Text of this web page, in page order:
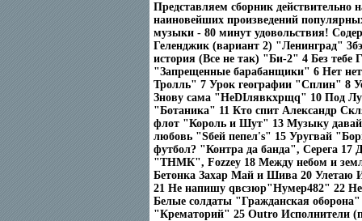
Представляем сборник действительно
наиновейших произведений
музыки - 80 минут удовольствия!
Геленджик (вариант 2) "Ленинград"
история (Все не так) "Би-2" 4 Без тебе
"Запрещенные барабанщики" 6 Нет
Тролль" 7 Урок географии "Сплин" 8
Знову сама "НеDIлявкхрщq" 10 Под
"Ботаника" 11 Кто спит Александр
флот "Король и Шут" 13 Музыку
любовь "Sбей пепел's" 15 Уругвай
футбол? "Контра да банда", Серега 17
"ТНМК", Fozzey 18 Между небом и
Бетонка Захар Май и Шива 20 Улетаю
21 Не напишу qвсзюр"Нумер482" 22 Не
Белые солдаты "Гражданская
"Крематорий" 25 Outro Исполнители